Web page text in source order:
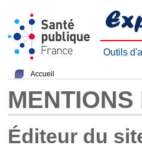
Outils
Accueil
Éditeur du